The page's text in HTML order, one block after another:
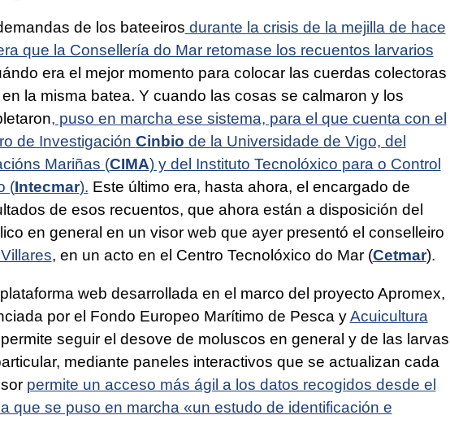
de los bateeiros durante la crisis de la mejilla de hace
que la Consellería do Mar retomase los recuentos larvarios
era el mejor momento para colocar las cuerdas colectoras
la misma batea. Y cuando las cosas se calmaron y los
, puso en marcha ese sistema, para el que cuenta con el
de Investigación Cinbio de la Universidade de Vigo, del
Mariñas (CIMA) y del Instituto Tecnolóxico para o Control
(Intecmar). Este último era, hasta ahora, el encargado de
de esos recuentos, que ahora están a disposición del
en general en un visor web que ayer presentó el conselleiro
, en un acto en el Centro Tecnolóxico do Mar (Cetmar).
web desarrollada en el marco del proyecto Apromex,
por el Fondo Europeo Marítimo de Pesca yAcuicultura
seguir el desove de moluscos en general y de las larvas
mediante paneles interactivos que se actualizan cada
permite un acceso más ágil a los datos recogidos desde el
que se puso en marcha «un estudo de identificación e